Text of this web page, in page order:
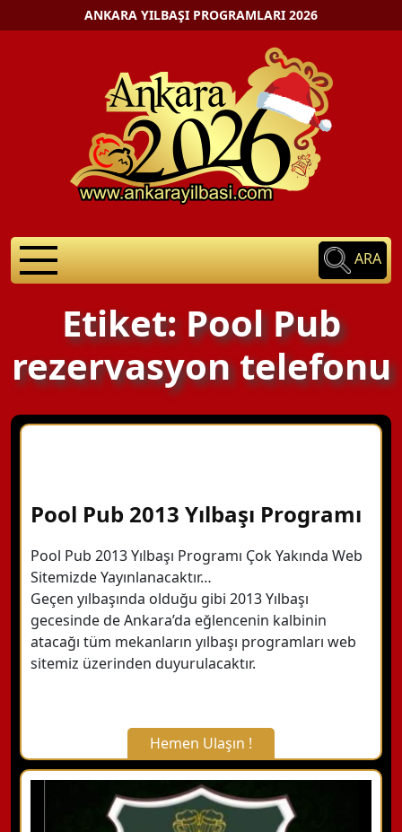
ANKARA YILBAŞI PROGRAMLARI 2026
ARA
Etiket: Pool Pub
rezervasyon telefonu
Pool Pub 2013 Yılbaşı Programı
Pool Pub 2013 Yılbaşı Programı Çok Yakında Web
Sitemizde Yayınlanacaktır…
Geçen yılbaşında olduğu gibi 2013 Yılbaşı
gecesinde de Ankara’da eğlencenin kalbinin
atacağı tüm mekanların yılbaşı programları web
sitemiz üzerinden duyurulacaktır.
Hemen Ulaşın !
X Kapat
WhatsApp ile Bilgi Alın